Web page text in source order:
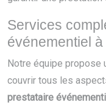
Services
événementiel
Notre équipe propose
couvrir tous les
prestataire